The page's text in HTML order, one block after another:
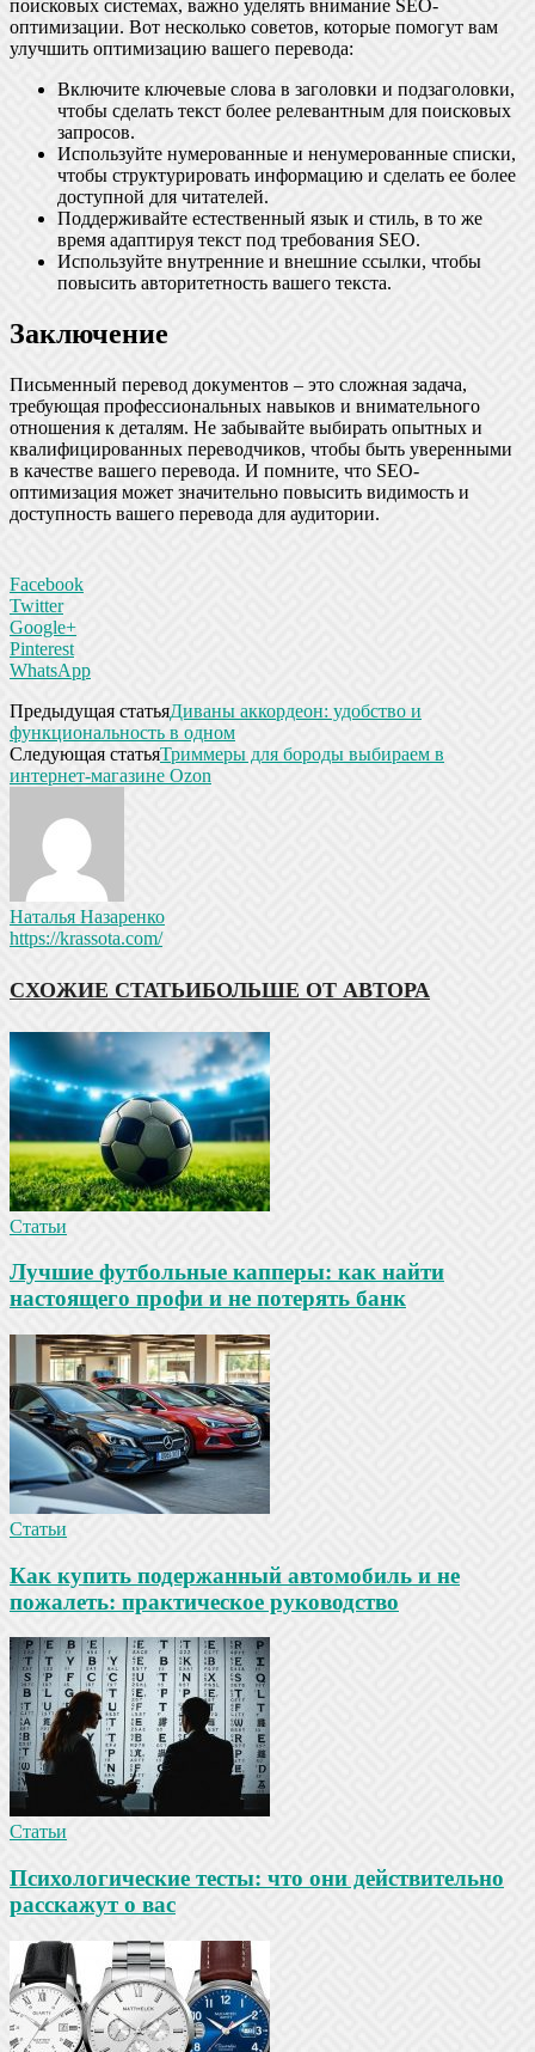
поисковых системах, важно уделять внимание SEO-
оптимизации. Вот несколько советов, которые помогут вам
улучшить оптимизацию вашего перевода:
Включите ключевые слова в заголовки и подзаголовки,
чтобы сделать текст более релевантным для поисковых
запросов.
Используйте нумерованные и ненумерованные списки,
чтобы структурировать информацию и сделать ее более
доступной для читателей.
Поддерживайте естественный язык и стиль, в то же
время адаптируя текст под требования SEO.
Используйте внутренние и внешние ссылки, чтобы
повысить авторитетность вашего текста.
Заключение
Письменный перевод документов – это сложная задача,
требующая профессиональных навыков и внимательного
отношения к деталям. Не забывайте выбирать опытных и
квалифицированных переводчиков, чтобы быть уверенными
в качестве вашего перевода. И помните, что SEO-
оптимизация может значительно повысить видимость и
доступность вашего перевода для аудитории.
Facebook
Twitter
Google+
Pinterest
WhatsApp
Предыдущая статьяДиваны аккордеон: удобство и
функциональность в одном
Следующая статьяТриммеры для бороды выбираем в
интернет-магазине Ozon
Наталья Назаренко
https://krassota.com/
СХОЖИЕ СТАТЬИБОЛЬШЕ ОТ АВТОРА
Статьи
Лучшие футбольные капперы: как найти
настоящего профи и не потерять банк
Статьи
Как купить подержанный автомобиль и не
пожалеть: практическое руководство
Статьи
Психологические тесты: что они действительно
расскажут о вас